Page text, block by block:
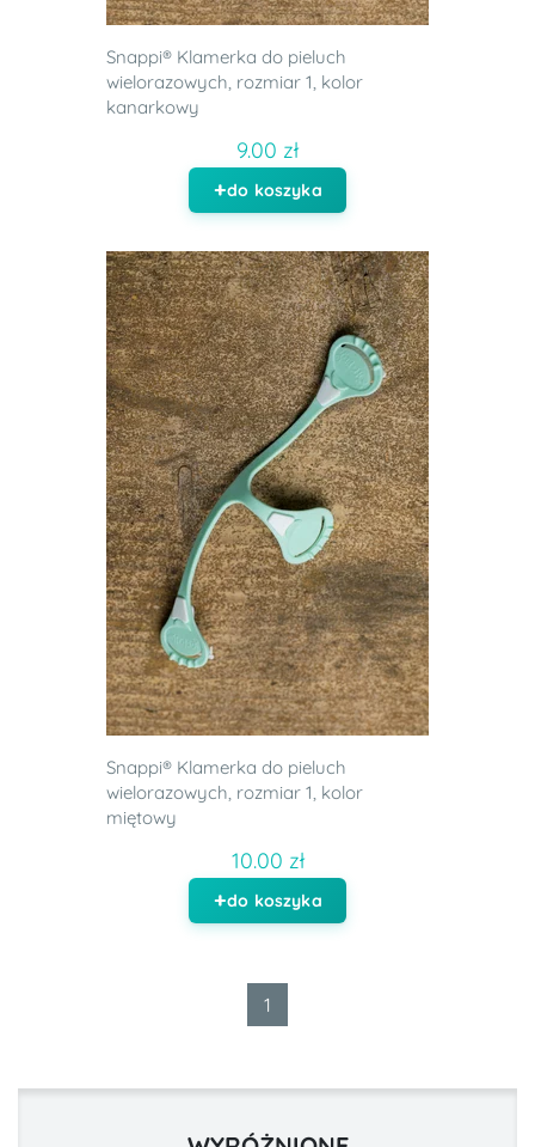
Snappi® Klamerka do pieluch
wielorazowych, rozmiar 1, kolor
kanarkowy
9.00 zł
do koszyka
Snappi® Klamerka do pieluch
wielorazowych, rozmiar 1, kolor
miętowy
10.00 zł
do koszyka
1